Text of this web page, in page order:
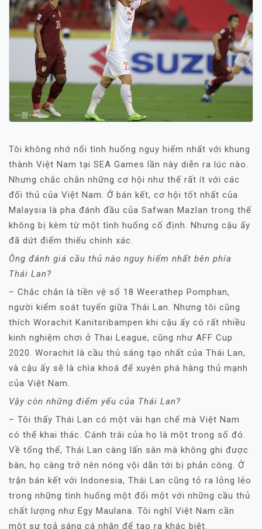
Tôi không nhớ nổi tình huống nguy hiểm nhất với khung
thành Việt Nam tại SEA Games lần này diễn ra lúc nào.
Nhưng chắc chắn những cơ hội như thế rất ít với các
đối thủ của Việt Nam. Ở bán kết, cơ hội tốt nhất của
Malaysia là pha đánh đầu của Safwan Mazlan trong thế
không bị kèm từ một tình huống cố định. Nhưng cậu ấy
đã dứt điểm thiếu chính xác.
Ông đánh giá cầu thủ nào nguy hiểm nhất bên phía
Thái Lan?
– Chắc chắn là tiền vệ số 18 Weerathep Pomphan,
người kiểm soát tuyến giữa Thái Lan. Nhưng tôi cũng
thích Worachit Kanitsribampen khi cậu ấy có rất nhiều
kinh nghiệm chơi ở Thai League, cũng như AFF Cup
2020. Worachit là cầu thủ sáng tạo nhất của Thái Lan,
và cậu ấy sẽ là chìa khoá để xuyên phá hàng thủ mạnh
của Việt Nam.
Vậy còn những điểm yếu của Thái Lan?
– Tôi thấy Thái Lan có một vài hạn chế mà Việt Nam
có thể khai thác. Cánh trái của họ là một trong số đó.
Về tổng thể, Thái Lan càng lấn sân mà không ghi được
bàn, họ càng trở nên nóng vội dẫn tới bị phản công. Ở
trận bán kết với Indonesia, Thái Lan cũng tỏ ra lỏng lẻo
trong những tình huống một đối một với những cầu thủ
chất lượng như Egy Maulana. Tôi nghĩ Việt Nam cần
một sự toả sáng cá nhân để tạo ra khác biệt.